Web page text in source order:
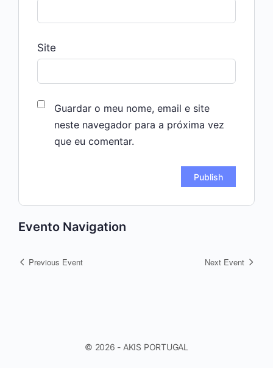
Site
Guardar o meu nome, email e site
neste navegador para a próxima vez
que eu comentar.
Evento Navigation
Previous Event Next Event
© 2026 - AKIS PORTUGAL